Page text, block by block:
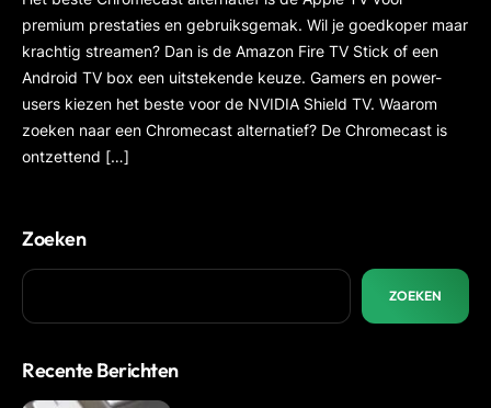
premium prestaties en gebruiksgemak. Wil je goedkoper maar
krachtig streamen? Dan is de Amazon Fire TV Stick of een
Android TV box een uitstekende keuze. Gamers en power-
users kiezen het beste voor de NVIDIA Shield TV. Waarom
zoeken naar een Chromecast alternatief? De Chromecast is
ontzettend […]
Zoeken
ZOEKEN
Recente Berichten